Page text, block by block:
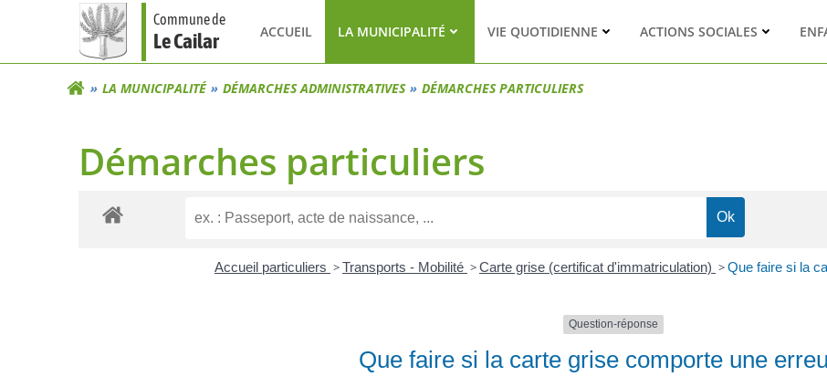
Commune de
Le Cailar ACCUEIL LA MUNICIPALITÉ VIE QUOTIDIENNE ACTIONS SOCIALES
LA MUNICIPALITÉ DÉMARCHES ADMINISTRATIVES DÉMARCHES PARTICULIERS
Démarches particuliers
Accueil particuliers >Transports - Mobilité >Carte grise (certificat d'immatriculation) >Que faire si la
Question-réponse
Que faire si la carte grise comporte une